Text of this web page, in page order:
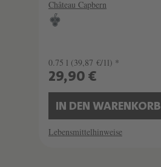
Château Capbern
0.75 l (39,87 €/1l) *
29,90 €
IN DEN WARENKORB
Lebensmittelhinweise